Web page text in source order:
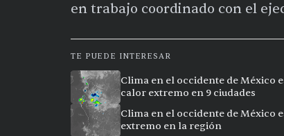
en trabajo coordinado con el
TE PUEDE INTERESAR
Clima en el occidente de México
calor extremo en 9 ciudades
Clima en el occidente de México
extremo en la región